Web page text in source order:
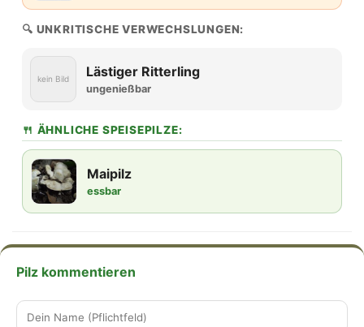
🔍 UNKRITISCHE VERWECHSLUNGEN:
kein Bild Lästiger Ritterling
ungenießbar
🍴 ÄHNLICHE SPEISEPILZE:
Maipilz
essbar
Pilz kommentieren